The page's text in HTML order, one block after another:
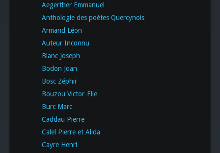
Aegerther Emmanuel
Anthologie des poètes Quercynois
Armand Léon
Auteur Inconnu
Blanc Joseph
Bodon Joan
Bosc Zéphir
Bouzou Victor-Elie
Burc Marc
Caddau Pierre
Calel Pierre et Alida
Cayre Henri